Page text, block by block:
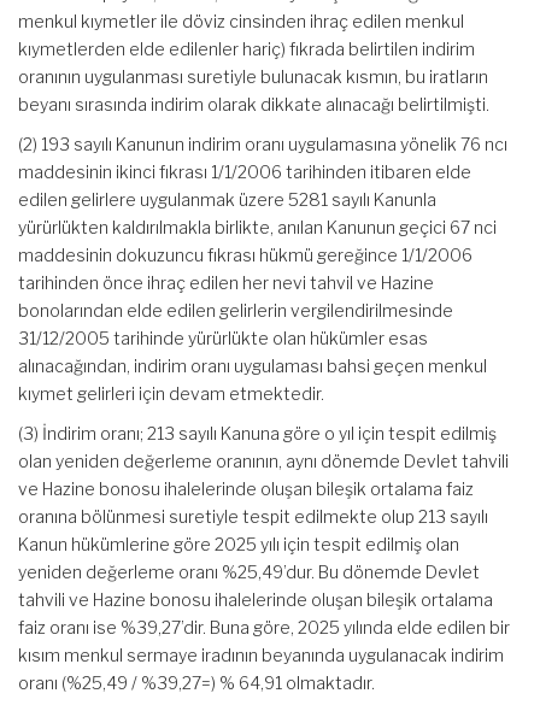
menkul kıymetler ile döviz cinsinden ihraç edilen menkul
kıymetlerden elde edilenler hariç) fıkrada belirtilen indirim
oranının uygulanması suretiyle bulunacak kısmın, bu iratların
beyanı sırasında indirim olarak dikkate alınacağı belirtilmişti.
(2) 193 sayılı Kanunun indirim oranı uygulamasına yönelik 76 ncı
maddesinin ikinci fıkrası 1/1/2006 tarihinden itibaren elde
edilen gelirlere uygulanmak üzere 5281 sayılı Kanunla
yürürlükten kaldırılmakla birlikte, anılan Kanunun geçici 67 nci
maddesinin dokuzuncu fıkrası hükmü gereğince 1/1/2006
tarihinden önce ihraç edilen her nevi tahvil ve Hazine
bonolarından elde edilen gelirlerin vergilendirilmesinde
31/12/2005 tarihinde yürürlükte olan hükümler esas
alınacağından, indirim oranı uygulaması bahsi geçen menkul
kıymet gelirleri için devam etmektedir.
(3) İndirim oranı; 213 sayılı Kanuna göre o yıl için tespit edilmiş
olan yeniden değerleme oranının, aynı dönemde Devlet tahvili
ve Hazine bonosu ihalelerinde oluşan bileşik ortalama faiz
oranına bölünmesi suretiyle tespit edilmekte olup 213 sayılı
Kanun hükümlerine göre 2025 yılı için tespit edilmiş olan
yeniden değerleme oranı %25,49’dur. Bu dönemde Devlet
tahvili ve Hazine bonosu ihalelerinde oluşan bileşik ortalama
faiz oranı ise %39,27’dir. Buna göre, 2025 yılında elde edilen bir
kısım menkul sermaye iradının beyanında uygulanacak indirim
oranı (%25,49 / %39,27=) % 64,91 olmaktadır.